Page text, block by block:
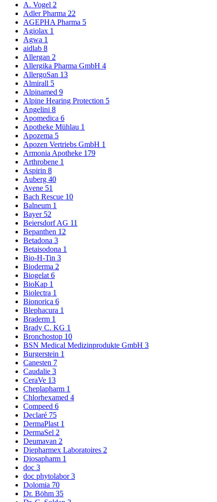
A. Vogel 2
Adler Pharma 22
AGEPHA Pharma 5
Agiolax 1
Agwa 1
aidlab 8
Allergan 2
Allergika Pharma GmbH 4
AllergoSan 13
Almirall 5
Alpinamed 9
Alpine Hearing Protection 5
Angelini 8
Apomedica 6
Apotheke Mühlau 1
Apozema 5
Apozen Vertriebs GmbH 1
Armonia Apotheke 179
Arthrobene 1
Aspirin 8
Auberg 40
Avene 51
Bach Rescue 10
Balneum 1
Bayer 52
Beiersdorf AG 11
Bepanthen 12
Betadona 3
Betaisodona 1
Bio-H-Tin 3
Bioderma 2
Biogelat 6
BioKap 1
Biolectra 1
Bionorica 6
Blephacura 1
Braderm 1
Brady C. KG 1
Bronchostop 10
BSN Medical Medizinprodukte GmbH 3
Burgerstein 1
Canesten 7
Caudalie 3
CeraVe 13
Cheplapharm 1
Chlorhexamed 4
Compeed 6
Declaré 75
DermaPlast 1
DermaSel 2
Deumavan 2
Diepharmex Laboratoires 2
Diosapharm 1
doc 3
doc phytolabor3
Dolomia 70
Dr. Böhm 35